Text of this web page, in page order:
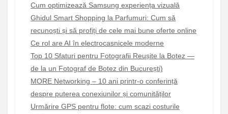
Cum optimizează Samsung experiența vizuală
Ghidul Smart Shopping la Parfumuri: Cum să
recunoști și să profiți de cele mai bune oferte online
Ce rol are AI în electrocasnicele moderne
Top 10 Sfaturi pentru Fotografii Reușite la Botez —
de la un Fotograf de Botez din București)
MORE Networking – 10 ani printr-o conferință
despre puterea conexiunilor și comunităților
Urmărire GPS pentru flote: cum scazi costurile